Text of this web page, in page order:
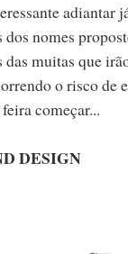
adiantar
nomes
muitas que
o risco de
começar...
DESIGN